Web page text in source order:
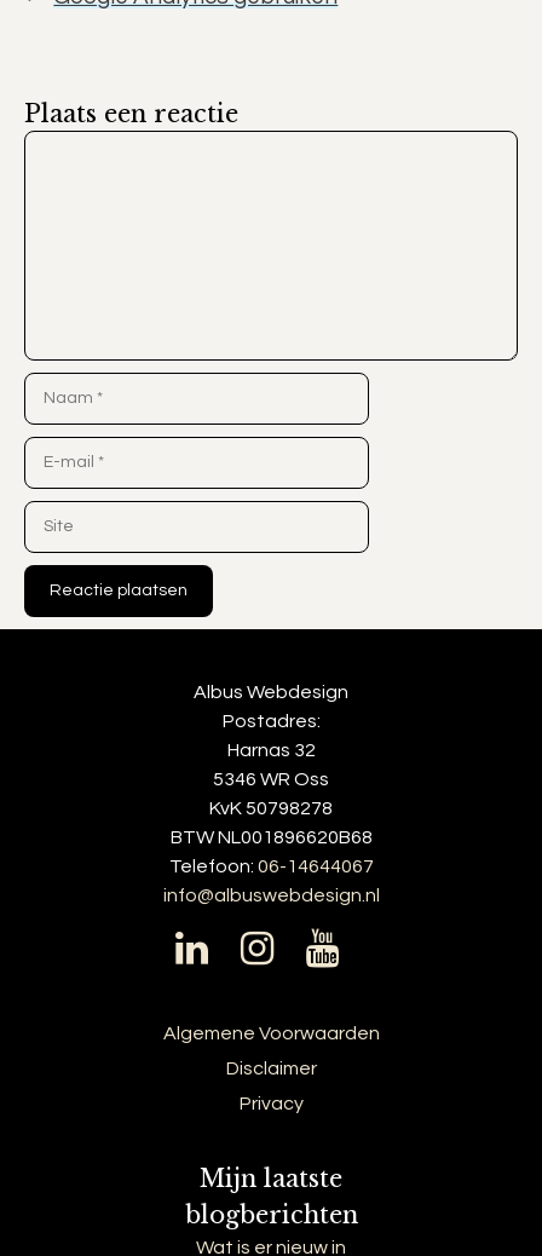
Plaats een reactie
Reactie
Naam
E-
mail
Site
Albus Webdesign
Postadres:
Harnas 32
5346 WR Oss
KvK 50798278
BTW NL001896620B68
Telefoon: 06-14644067
info@albuswebdesign.nl
Algemene Voorwaarden
Disclaimer
Privacy
Mijn laatste
blogberichten
Wat is er nieuw in